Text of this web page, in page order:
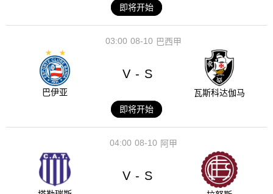
即将开始
08-10
03:00 巴西甲
巴伊亚
V - S
瓦斯科达伽马
即将开始
08-10
04:00 阿甲
V - S